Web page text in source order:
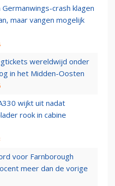
crash klagen
maar vangen mogelijk
wereldwijd onder
in het Midden-Oosten
wijkt uit nadat
rook in cabine
voor Farnborough
meer dan de vorige